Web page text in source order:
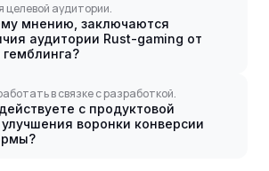
целевой аудитории.
мнению, заключаются
аудитории Rust-gaming от
гемблинга?
в связке с разработкой.
с продуктовой
воронки конверсии